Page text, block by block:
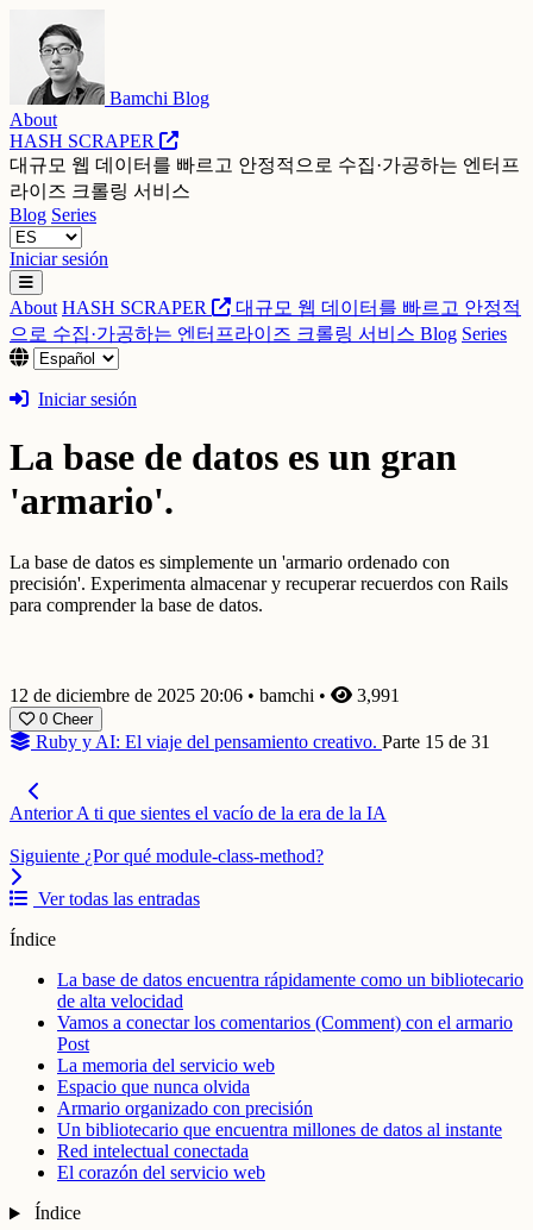
Bamchi Blog
About
HASH SCRAPER
대규모 웹 데이터를 빠르고 안정적으로 수집·가공하는 엔터프
라이즈 크롤링 서비스
Blog Series
Iniciar sesión
About HASH SCRAPER
대규모 웹 데이터를 빠르고 안정적
으로 수집·가공하는 엔터프라이즈 크롤링 서비스 Blog Series
Iniciar sesión
La base de datos es un gran
'armario'.
La base de datos es simplemente un 'armario ordenado con
precisión'. Experimenta almacenar y recuperar recuerdos con Rails
para comprender la base de datos.
12 de diciembre de 2025 20:06 • bamchi • 3,991
0 Cheer
Ruby y AI: El viaje del pensamiento creativo. Parte 15 de 31
AnteriorA ti que sientes el vacío de la era de la IA
Siguiente ¿Por qué module-class-method?
Ver todas las entradas
Índice
La base de datos encuentra rápidamente como un bibliotecario
de alta velocidad
Vamos a conectar los comentarios (Comment) con el armario
Post
La memoria del servicio web
Espacio que nunca olvida
Armario organizado con precisión
Un bibliotecario que encuentra millones de datos al instante
Red intelectual conectada
El corazón del servicio web
Índice